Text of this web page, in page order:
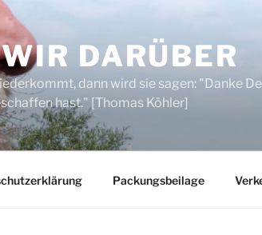
DARÜBER
dann wird sie sagen: "Danke
hast." [Thomas Köhler]
Packungsbeilage